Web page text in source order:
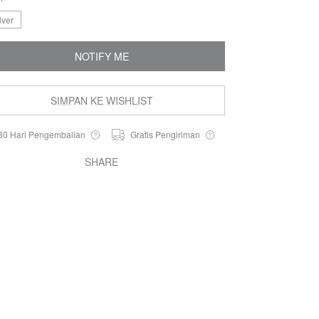
NOTIFY ME
SIMPAN KE WISHLIST
Hari Pengembalian Gratis Pengiriman
SHARE